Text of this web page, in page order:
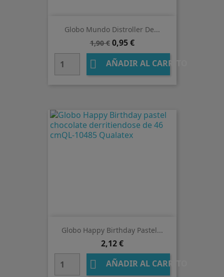
Globo Mundo Distroller De...
Precio
base
1,90 € Precio
0,95 €
 AÑADIR AL CARRITO
Globo Happy Birthday Pastel...
Precio
2,12 €
 AÑADIR AL CARRITO